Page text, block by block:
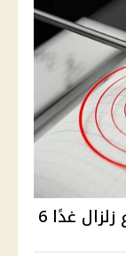
البحوث الفلكية تحسم مزاعم وقوع زلزال غدًا 6